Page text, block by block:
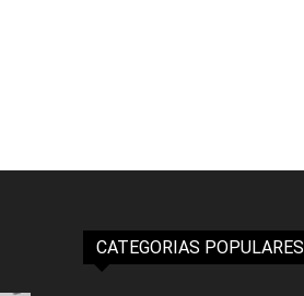
CATEGORIAS POPULARES